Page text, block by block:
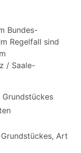
Bundes-
Regelfall sind
/ Saale-
Grundstückes
Art